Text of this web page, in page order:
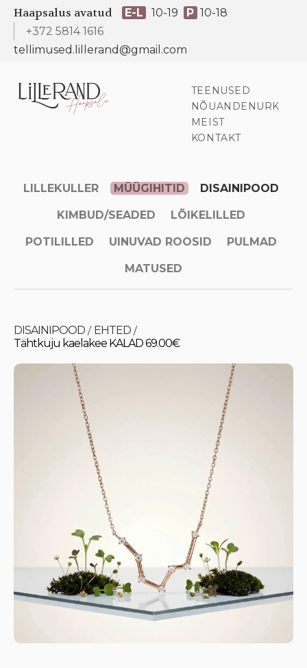
Haapsalus avatud E-L 10-19 P 10-18
+372 5814 1616
tellimused.lillerand@gmail.com
TEENUSED
NÕUANDENURK
MEIST
KONTAKT
LILLEKULLER MÜÜGIHITID DISAINIPOOD
KIMBUD/SEADED LÕIKELILLED
POTILILLED UINUVAD ROOSID PULMAD
MATUSED
DISAINIPOOD / EHTED /
Tähtkuju kaelakee KALAD 69.00€